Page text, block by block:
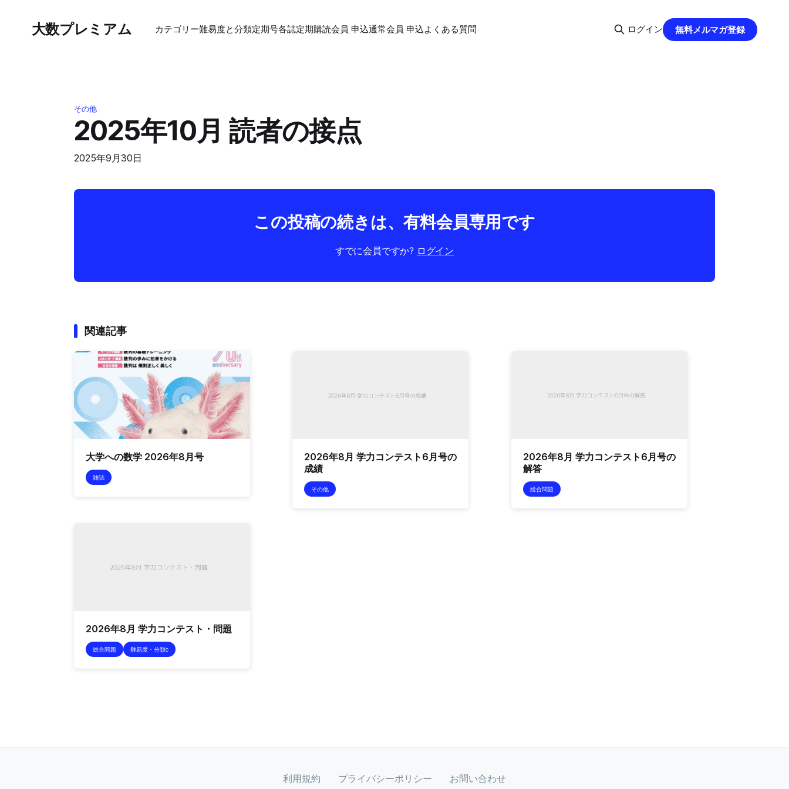
大数プレミアム カテゴリー難易度と分類定期号各誌定期購読会員 申込通常会員 申込よくある質問 ログイン 無料メルマガ登録
その他
2025年10月 読者の接点
2025年9月30日
この投稿の続きは、有料会員専用です
すでに会員ですか? ログイン
関連記事
大学への数学 2026年8月号
雑誌
2026年8月 学力コンテスト6月号の
成績
その他
2026年8月 学力コンテスト6月号の
解答
総合問題
2026年8月 学力コンテスト・問題
総合問題 難易度・分類c
利用規約 プライバシーポリシー お問い合わせ